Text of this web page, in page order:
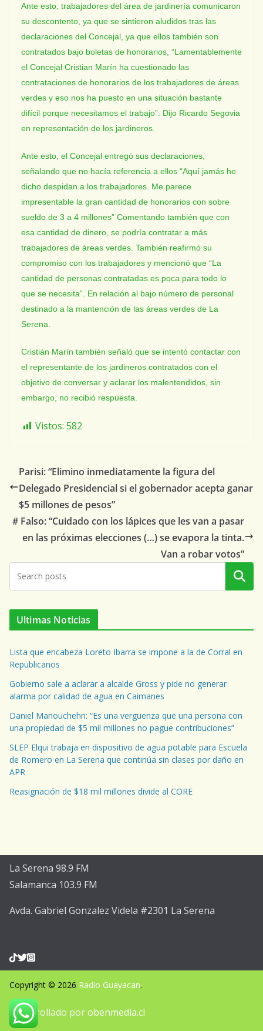
Ante esto, trabajadores del área de jardinería comunicaron
su descontento, ya que se sintieron aludidos tras las
declaraciones del Concejal, ya que ellos también son
contratados bajo boletas de honorarios, “Lamentablemente
el Concejal Cristian Marín ha cuestionado las
contrataciones de honorarios de los trabajadores de áreas
verdes y eso nos ha puesto en una situación bastante
difícil porque necesitamos el trabajo”. Dijo Ricardo Segovia
en representación de los jardineros.
Ante esto, el Concejal entregó sus declaraciones,
señalando que no hacía referencia a ellos “Aquí jamás he
dicho despidan a los trabajadores. Me parece
impresentable la gran cantidad de honorarios con sobre
sueldo de 3 a 4 millones” Comentando también que con
esa cantidad de dinero, se podría contratar a más
trabajadores de áreas verdes. También reafirmó su
compromiso con los trabajadores y mencionó que “La
cantidad de personas contratadas es poca para todo lo
que se necesita”. En relación al bajo número de personal
destinado a la mantención de las áreas verdes de La
Serena.
Cristián Marín también señaló que se intentó contactar con
el representante de los jardineros contratados con el
objetivo de conversar y aclarar los malentendidos, sin
embargo, no recibió respuesta.
Vistos: 582
Parisi: “Elimino inmediatamente la figura del
Delegado Presidencial si el gobernador acepta ganar
$5 millones de pesos”
# Falso: “Cuidado con los lápices que les van a pasar
en las próximas elecciones (…) se evapora la tinta.
Van a robar votos”
Buscar
Ultimas Noticias
Lista que encabeza Loreto Ibarra se impone a la de Corral en
Republicanos
Gobierno sale a aclarar a alcalde Gross y pide no generar
alarma por calidad de agua en Caimanes
Daniel Manouchehri: “Es una vergüenza que una persona con
una propiedad de $5 mil millones no pague contribuciones”
SLEP Elqui trabaja en dispositivo de agua potable para Escuela
de Romero en La Serena que continúa sin clases por daño en
APR
Reasignación de $18 mil millones divide al CORE
La Serena 98.9 FM
Salamanca 103.9 FM
Avda. Gabriel Gonzalez Videla #2301 La Serena
Copyright © 2026 Radio Guayacan.
Desarrollado porobenmedia.cl